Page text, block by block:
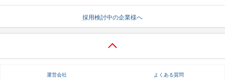
採用検討中の企業様へ
運営会社 よくある質問